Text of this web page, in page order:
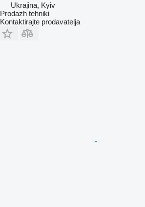
Ukrajina, Kyiv
Prodazh tehniki
Kontaktirajte prodavatelja